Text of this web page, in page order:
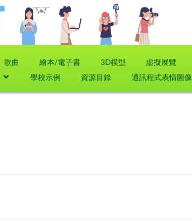
歌曲 繪本/電子書 3D模型 虛擬展覽
學校示例 資源目錄 通訊程式表情圖像